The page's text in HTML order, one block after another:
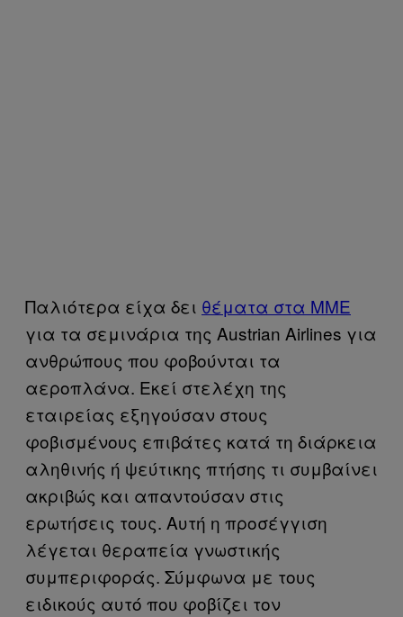
Παλιότερα είχα δει θέματα στα ΜΜΕ
για τα σεμινάρια της Austrian Airlines για
ανθρώπους που φοβούνται τα
αεροπλάνα. Εκεί στελέχη της
εταιρείας εξηγούσαν στους
φοβισμένους επιβάτες κατά τη διάρκεια
αληθινής ή ψεύτικης πτήσης τι συμβαίνει
ακριβώς και απαντούσαν στις
ερωτήσεις τους. Αυτή η προσέγγιση
λέγεται θεραπεία γνωστικής
συμπεριφοράς. Σύμφωνα με τους
ειδικούς αυτό που φοβίζει τον